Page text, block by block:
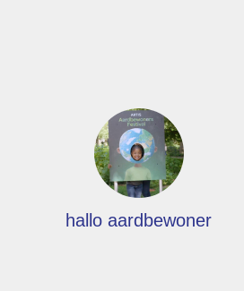
hallo aardbewoner